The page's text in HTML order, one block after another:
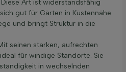
Art ist widerstandsfähig
gut für Gärten in Küstennähe.
und bringt Struktur in die
seinen starken, aufrechten
für windige Standorte. Sie
in wechselnden